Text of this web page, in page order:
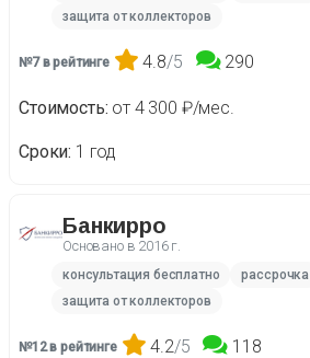
защита от коллекторов
№7 в рейтинге 4.8/5 290
Стоимость от 4 300 ₽/мес.
Сроки 1 год
Банкирро
Основано в 2016 г.
консультация бесплатно
рассрочка
защита от коллекторов
№12 в рейтинге 4.2/5 118